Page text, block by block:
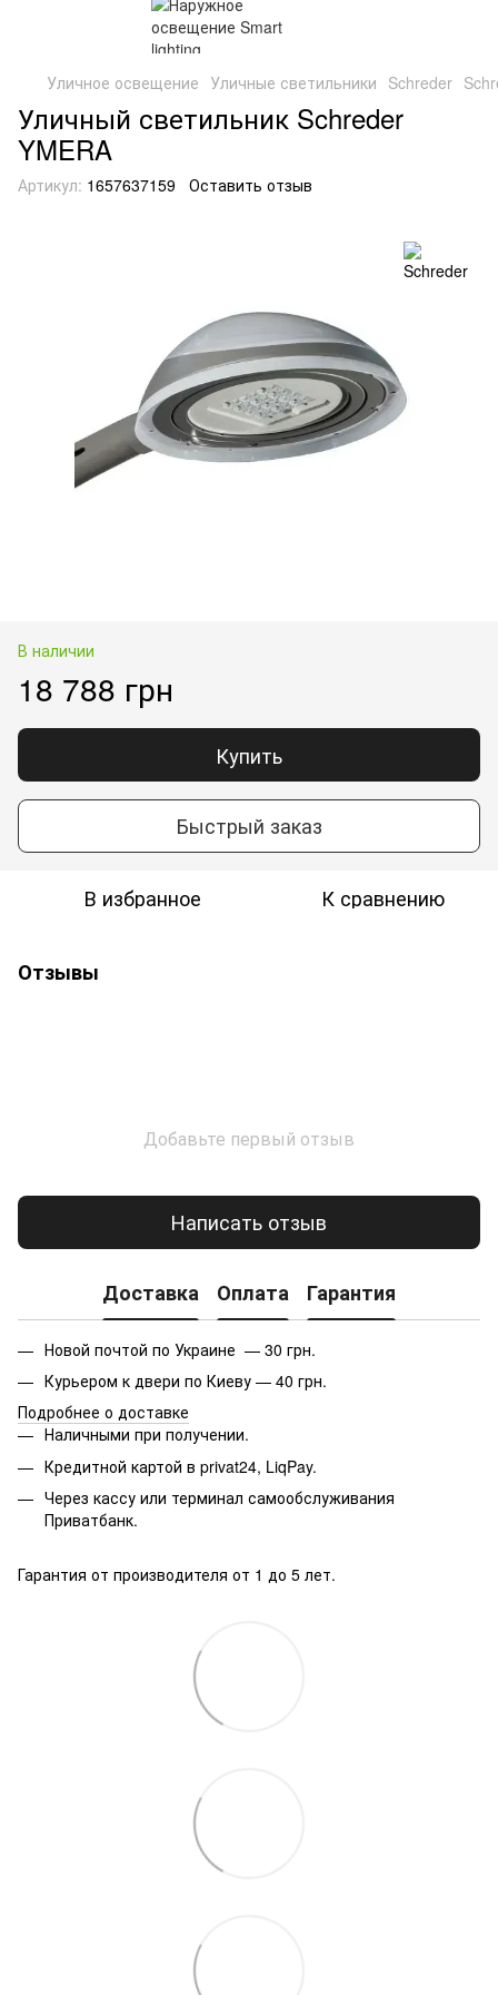
Уличное освещение Уличные светильники Schreder
Уличный светильник Schreder
YMERA
Артикул: 1657637159 Оставить отзыв
В наличии
18 788 грн
Купить
Быстрый заказ
В избранное К сравнению
Отзывы
Добавьте первый отзыв
Написать отзыв
Доставка Оплата Гарантия
Новой почтой по Украине — 30 грн.
Курьером к двери по Киеву — 40 грн.
Подробнее о доставке
Наличными при получении.
Кредитной картой в privat24, LiqPay.
Через кассу или терминал самообслуживания
Приватбанк.
Гарантия от производителя от 1 до 5 лет.